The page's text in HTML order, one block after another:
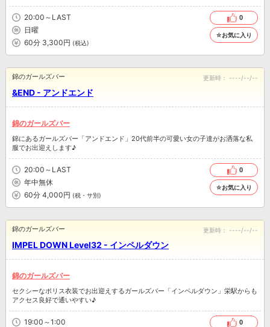
20:00～LAST
日曜
60分 3,300円 (税込)
0
☆お気に入り
&END - アンドエンド
錦のガールズバー 更新時： ----/--/--
錦のガールズバー
錦にあるガールズバー「アンドエンド」20代前半の可愛い女の子達がお洒落な私
服でお出迎えします♪
20:00～LAST
年中無休
60分 4,000円 (税・サ別)
0
☆お気に入り
IMPEL DOWN Level32 - インペルダウン
錦のガールズバー 更新時： ----/--/--
錦のガールズバー
セクシーなポリス衣装でお出迎えするガールズバー「インペルダウン」栄駅からも
アクセス良好で通いやすい♪
19:00～1:00
0